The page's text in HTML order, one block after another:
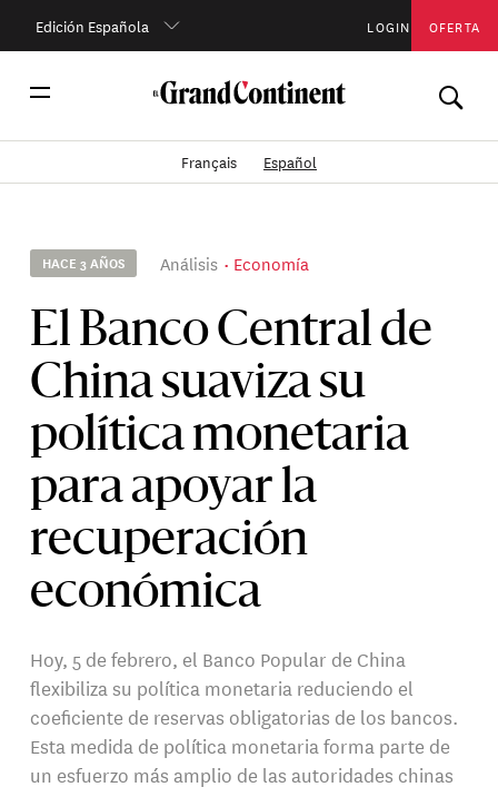
Edición Española LOGIN OFERTA
Français Español
HACE 3 AÑOS Análisis Economía
El Banco Central de
China suaviza su
política monetaria
para apoyar la
recuperación
económica
Hoy, 5 de febrero, el Banco Popular de China
flexibiliza su política monetaria reduciendo el
coeficiente de reservas obligatorias de los bancos.
Esta medida de política monetaria forma parte de
un esfuerzo más amplio de las autoridades chinas